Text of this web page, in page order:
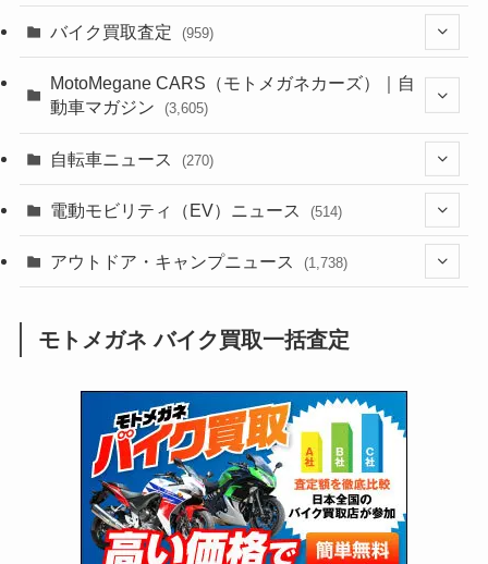
(44)
(638)
(118)
(60)
(31)
(51)
(34)
(5)
(12)
(252)
(38)
(24)
(16)
(25)
(24)
(47)
(249)
(64)
(16)
(62)
(4)
(6)
(306)
(6,956)
(2,473)
(249)
(1,226)
(12)
(131)
(38)
(131)
(167)
(85)
(21)
(171)
(98)
(274)
(66)
(16)
(141)
(255)
(204)
(1,141)
(166)
(23)
(33)
(34)
(415)
(16)
バイク買取査定 (959)
(352)
MotoMegane CARS（モトメガネカーズ）｜自
動車マガジン
(3,605)
(185)
(137)
(73)
(2,744)
(126)
(170)
自転車ニュース (270)
(54)
(211)
電動モビリティ（EV）ニュース (514)
(132)
(171)
(118)
(27)
アウトドア・キャンプニュース (1,738)
(1,605)
(147)
(13)
(19)
モトメガネ バイク買取一括査定